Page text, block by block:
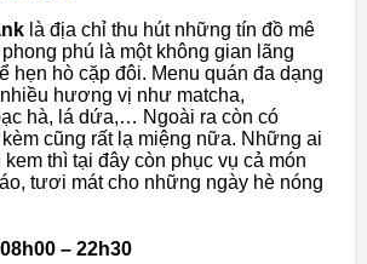
là địa chỉ thu hút những tín đồ mê
phú là một không gian lãng
hẹn hò cặp đôi. Menu quán đa dạng
hương vị như matcha,
hà, lá dứa,… Ngoài ra còn có
cũng rất lạ miệng nữa. Những ai
thì tại đây còn phục vụ cả món
tươi mát cho những ngày hè nóng
– 22h30